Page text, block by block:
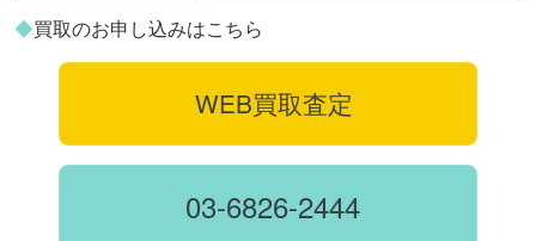
◆買取のお申し込みはこちら
WEB買取査定
03-6826-2444